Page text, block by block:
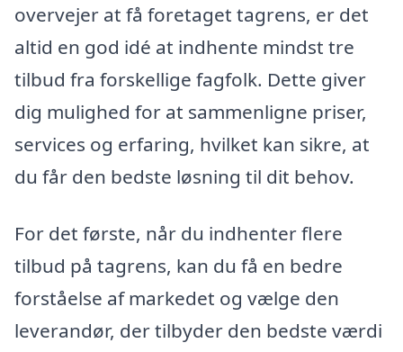
overvejer at få foretaget tagrens, er det
altid en god idé at indhente mindst tre
tilbud fra forskellige fagfolk. Dette giver
dig mulighed for at sammenligne priser,
services og erfaring, hvilket kan sikre, at
du får den bedste løsning til dit behov.
For det første, når du indhenter flere
tilbud på tagrens, kan du få en bedre
forståelse af markedet og vælge den
leverandør, der tilbyder den bedste værdi